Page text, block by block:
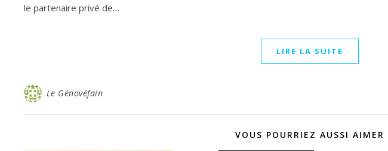
le partenaire privé de…
LIRE LA SUITE
Le Génovéfain
VOUS POURRIEZ AUSSI AIMER